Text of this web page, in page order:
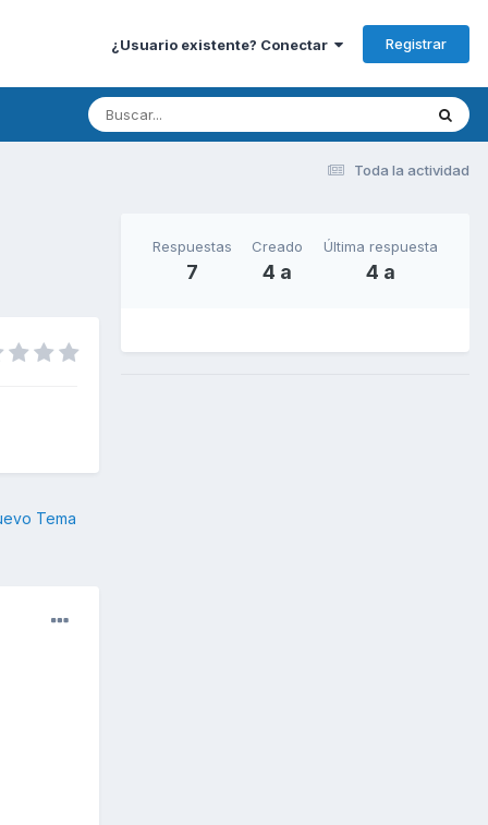
¿Usuario existente? Conectar Registrar
Toda la actividad
Tema
Respuestas
7
Creado
4 a
Última respuesta
4 a